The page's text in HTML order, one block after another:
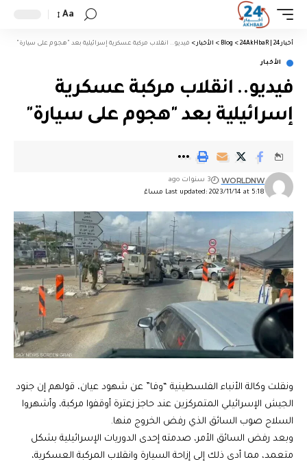
Aa
أخبار 24 | 24AkHbaR >
Blog
> الأخبار > فيديو.. انقلاب مركبة عسكرية إسرائيلية بعد "هجوم على سيارة"
الأخبار
فيديو.. انقلاب مركبة عسكرية
إسرائيلية بعد "هجوم على سيارة"
Last updated: 2023/11/14 at 5:18 مساءً
WORLDNW 3 سنوات ago
ونقلت وكالة الأنباء الفلسطينية “وفا” عن شهود عيان، قولهم إن جنود
الجيش الإسرائيلي المتمركزين عند حاجز زعترة أوقفوا مركبة، وأشهروا
السلاح صوب السائق الذي رفض الخروج منها.
وبعد رفض السائق الأمر، صدمته إحدى الدوريات الإسرائيلية بشكل
متعمد، مما أدى ذلك إلى إزاحة السيارة وانقلاب المركبة العسكرية،